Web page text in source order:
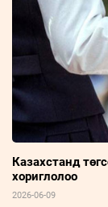
Казахстанд
хориглолоо
2026-06-09